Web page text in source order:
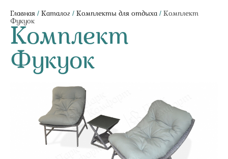
Главная / Каталог / Комплекты для отдыха / Комплект
Фукуок
Комплект
Фукуок